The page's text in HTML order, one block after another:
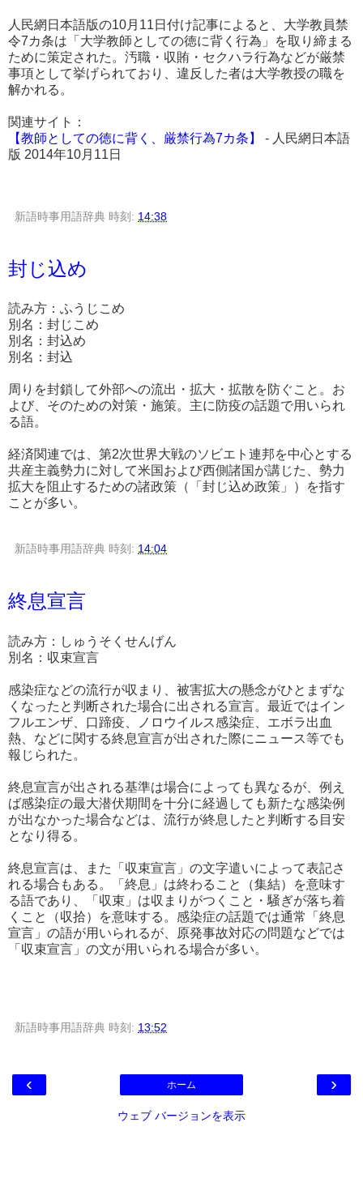
人民網日本語版の10月11日付け記事によると、大学教員禁
令7カ条は「大学教師としての徳に背く行為」を取り締まる
ために策定された。汚職・収賄・セクハラ行為などが厳禁
事項として挙げられており、違反した者は大学教授の職を
解かれる。
関連サイト：
【教師としての徳に背く、厳禁行為7カ条】
- 人民網日本語
版 2014年10月11日
新語時事用語辞典 時刻: 14:38
封じ込め
読み方：ふうじこめ
別名：封じこめ
別名：封込め
別名：封込
周りを封鎖して外部への流出・拡大・拡散を防ぐこと。お
よび、そのための対策・施策。主に防疫の話題で用いられ
る語。
経済関連では、第2次世界大戦のソビエト連邦を中心とする
共産主義勢力に対して米国および西側諸国が講じた、勢力
拡大を阻止するための諸政策（「封じ込め政策」）を指す
ことが多い。
新語時事用語辞典 時刻: 14:04
終息宣言
読み方：しゅうそくせんげん
別名：収束宣言
感染症などの流行が収まり、被害拡大の懸念がひとまずな
くなったと判断された場合に出される宣言。最近ではイン
フルエンザ、口蹄疫、ノロウイルス感染症、エボラ出血
熱、などに関する終息宣言が出された際にニュース等でも
報じられた。
終息宣言が出される基準は場合によっても異なるが、例え
ば感染症の最大潜伏期間を十分に経過しても新たな感染例
が出なかった場合などは、流行が終息したと判断する目安
となり得る。
終息宣言は、また「収束宣言」の文字遣いによって表記さ
れる場合もある。「終息」は終わること（集結）を意味す
る語であり、「収束」は収まりがつくこと・騒ぎが落ち着
くこと（収拾）を意味する。感染症の話題では通常「終息
宣言」の語が用いられるが、原発事故対応の問題などでは
「収束宣言」の文が用いられる場合が多い。
新語時事用語辞典 時刻: 13:52
‹ ›
ホーム
ウェブ バージョンを表示